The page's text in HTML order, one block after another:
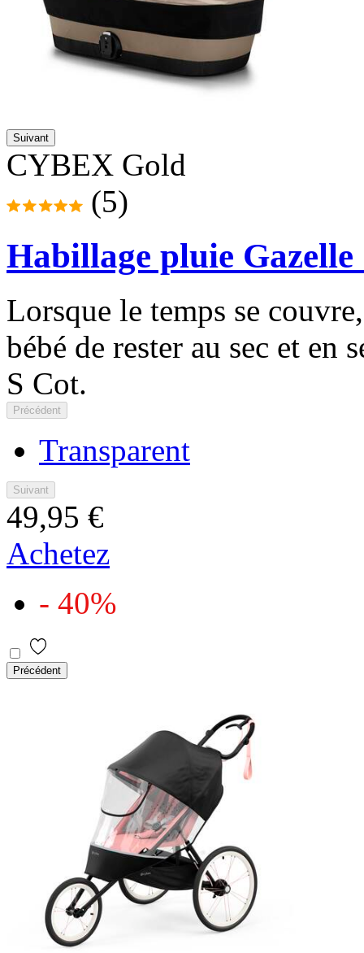
Suivant
CYBEX Gold
(5)
Habillage pluie Gazelle
Lorsque le temps se
bébé de rester au sec et en
S Cot.
Précédent
Transparent
Suivant
49,95 €
Achetez
- 40%
Précédent